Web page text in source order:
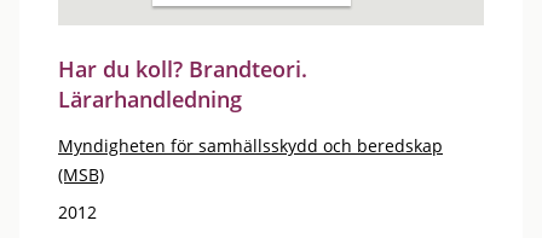
Har du koll? Brandteori.
Lärarhandledning
Myndigheten för samhällsskydd och beredskap
(MSB)
2012